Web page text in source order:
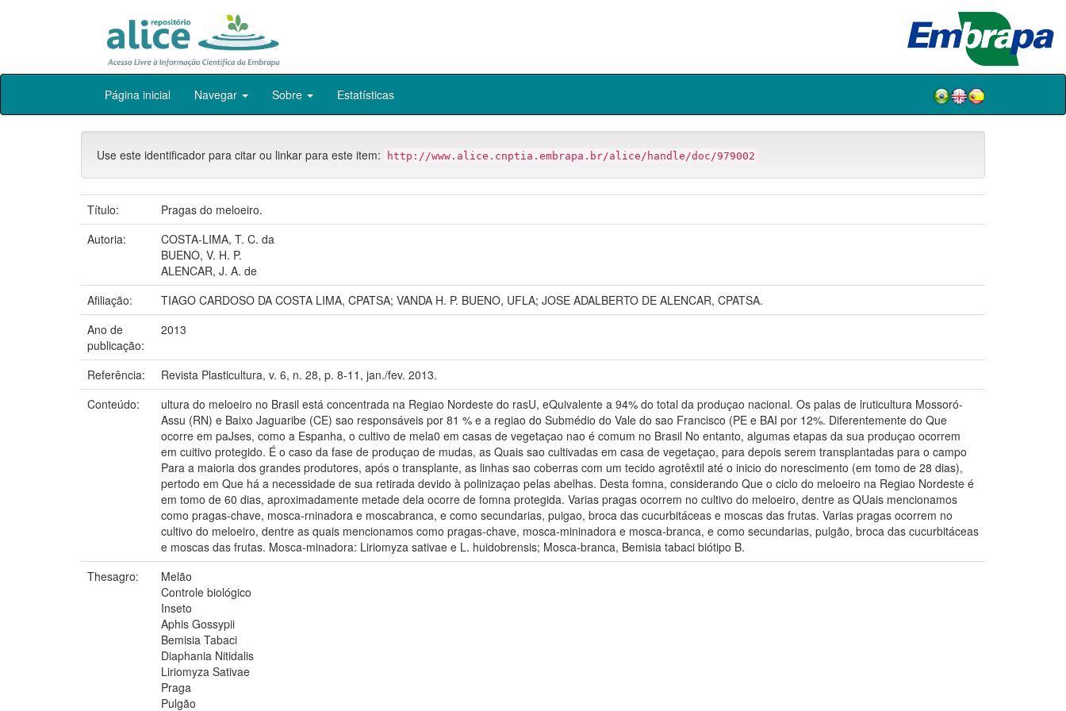
Skip
Página inicial Navegar Sobre Estatísticas
Use este identificador para citar ou linkar para este item: http://www.alice.cnptia.embrapa.br/alice/handle/doc/979002
Título:
Pragas do meloeiro.
Autoria:
COSTA-LIMA, T. C. da
BUENO, V. H. P.
ALENCAR, J. A. de
Afiliação:
TIAGO CARDOSO DA COSTA LIMA, CPATSA; VANDA H. P. BUENO, UFLA; JOSE ADALBERTO DE ALENCAR, CPATSA.
Ano de
publicação:
2013
Referência:
Revista Plasticultura, v. 6, n. 28, p. 8-11, jan./fev. 2013.
Conteúdo:
ultura do meloeiro no Brasil está concentrada na Regiao Nordeste do rasU, eQuivalente a 94% do total da produçao nacional. Os palas de lruticultura Mossoró-
Assu (RN) e Baixo Jaguaribe (CE) sao responsáveis por 81 % e a regiao do Submédio do Vale do sao Francisco (PE e BAI por 12%. Diferentemente do Que
ocorre em paJses, como a Espanha, o cultivo de mela0 em casas de vegetaçao nao é comum no Brasil No entanto, algumas etapas da sua produçao ocorrem
em cuitivo protegido. É o caso da fase de produçao de mudas, as Quais sao cultivadas em casa de vegetaçao, para depois serem transplantadas para o campo
Para a maioria dos grandes produtores, após o transplante, as linhas sao coberras com um tecido agrotêxtil até o inicio do norescimento (em tomo de 28 dias),
pertodo em Que há a necessidade de sua retirada devido à polinizaçao pelas abelhas. Desta fomna, considerando Que o ciclo do meloeiro na Regiao Nordeste é
em tomo de 60 dias, aproximadamente metade dela ocorre de fomna protegida. Varias pragas ocorrem no cultivo do meloeiro, dentre as QUais mencionamos
como pragas-chave, mosca-rninadora e moscabranca, e como secundarias, puigao, broca das cucurbitáceas e moscas das frutas. Varias pragas ocorrem no
cultivo do meloeiro, dentre as quais mencionamos como pragas-chave, mosca-mininadora e mosca-branca, e como secundarias, pulgão, broca das cucurbitáceas
e moscas das frutas. Mosca-minadora: Liriomyza sativae e L. huidobrensis; Mosca-branca, Bemisia tabaci biótipo B.
Thesagro:
Melão
Controle biológico
Inseto
Aphis Gossypii
Bemisia Tabaci
Diaphania Nitidalis
Liriomyza Sativae
Praga
Pulgão